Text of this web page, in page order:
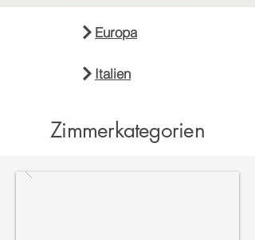
Europa
Italien
Zimmerkategorien